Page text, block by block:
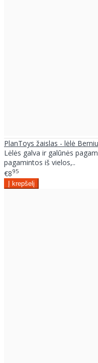
PlanToys žaislas - lėlė
Lėlės galva ir galūnės
pagamintos iš vielos,..
€895